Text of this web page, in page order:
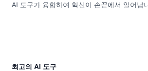
AI 도구가 융합하여 혁신이 손끝에서 일어납
최고의 AI 도구